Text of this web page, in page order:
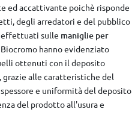
ed accattivante poichè risponde
degli arredatori e del pubblico
effettuati sulle maniglie per
hanno evidenziato
ottenuti con il deposito
grazie alle caratteristiche del
e uniformità del deposito
del prodotto all'usura e